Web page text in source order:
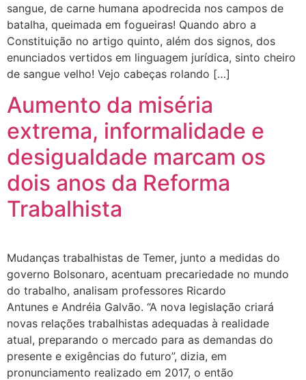
sangue, de carne humana apodrecida nos campos de
batalha, queimada em fogueiras! Quando abro a
Constituição no artigo quinto, além dos signos, dos
enunciados vertidos em linguagem jurídica, sinto cheiro
de sangue velho! Vejo cabeças rolando […]
Aumento da miséria
extrema, informalidade e
desigualdade marcam os
dois anos da Reforma
Trabalhista
Mudanças trabalhistas de Temer, junto a medidas do
governo Bolsonaro, acentuam precariedade no mundo
do trabalho, analisam professores Ricardo
Antunes e Andréia Galvão. “A nova legislação criará
novas relações trabalhistas adequadas à realidade
atual, preparando o mercado para as demandas do
presente e exigências do futuro”, dizia, em
pronunciamento realizado em 2017, o então